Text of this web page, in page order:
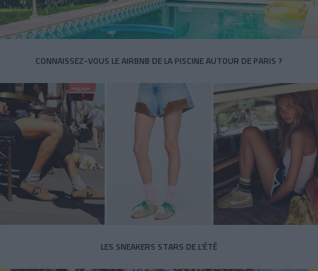
CONNAISSEZ-VOUS LE AIRBNB DE LA PISCINE AUTOUR DE PARIS ?
LES SNEAKERS STARS DE L’ÉTÉ